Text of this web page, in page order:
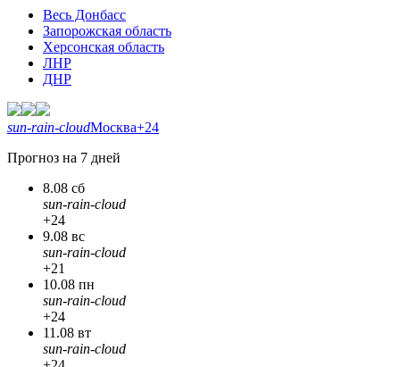
Весь Донбасс
Запорожская область
Херсонская область
ЛНР
ДНР
sun-rain-cloudМосква+24
Прогноз на 7 дней
8.08 сб
sun-rain-cloud
+24
9.08 вс
sun-rain-cloud
+21
10.08 пн
sun-rain-cloud
+24
11.08 вт
sun-rain-cloud